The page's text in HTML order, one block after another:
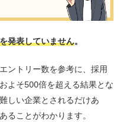
発表していません。
ントリー数を参考に、採用
よそ500倍を超える結果とな
しい企業とされるだけあ
ることがわかります。